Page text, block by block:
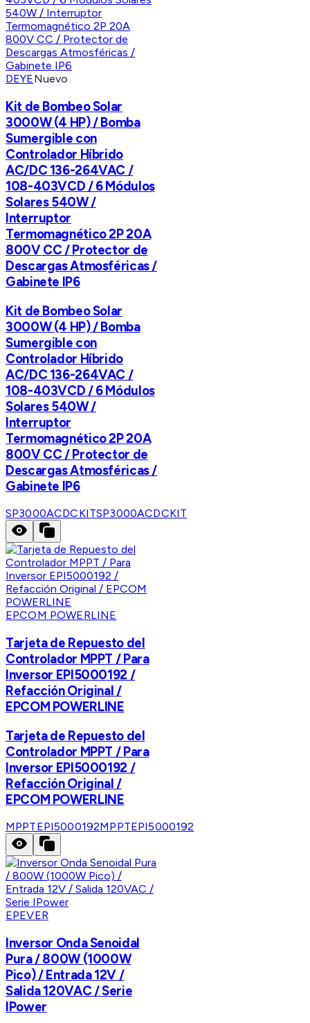
DEYENuevo
Kit de Bombeo Solar
3000W (4 HP) / Bomba
Sumergible con
Controlador Híbrido
AC/DC 136-264VAC /
108-403VCD / 6 Módulos
Solares 540W /
Interruptor
Termomagnético 2P 20A
800V CC / Protector de
Descargas Atmosféricas /
Gabinete IP6
Kit de Bombeo Solar
3000W (4 HP) / Bomba
Sumergible con
Controlador Híbrido
AC/DC 136-264VAC /
108-403VCD / 6 Módulos
Solares 540W /
Interruptor
Termomagnético 2P 20A
800V CC / Protector de
Descargas Atmosféricas /
Gabinete IP6
SP3000ACDCKITSP3000ACDCKIT
EPCOM POWERLINE
Tarjeta de Repuesto del
Controlador MPPT / Para
Inversor EPI5000192 /
Refacción Original /
EPCOM POWERLINE
Tarjeta de Repuesto del
Controlador MPPT / Para
Inversor EPI5000192 /
Refacción Original /
EPCOM POWERLINE
MPPTEPI5000192MPPTEPI5000192
EPEVER
Inversor Onda Senoidal
Pura / 800W (1000W
Pico) / Entrada 12V /
Salida 120VAC / Serie
IPower